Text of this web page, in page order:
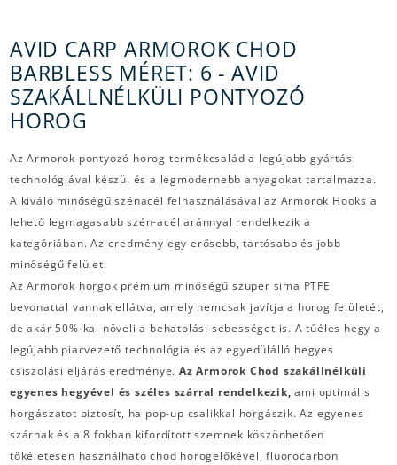
AVID CARP ARMOROK CHOD
BARBLESS MÉRET: 6 - AVID
SZAKÁLLNÉLKÜLI PONTYOZÓ
HOROG
Az Armorok pontyozó horog termékcsalád a legújabb gyártási
technológiával készül és a legmodernebb anyagokat tartalmazza.
A kiváló minőségű szénacél felhasználásával az Armorok Hooks a
lehető legmagasabb szén-acél aránnyal rendelkezik a
kategóriában. Az eredmény egy erősebb, tartósabb és jobb
minőségű felület.
Az Armorok horgok prémium minőségű szuper sima PTFE
bevonattal vannak ellátva, amely nemcsak javítja a horog felületét,
de akár 50%-kal növeli a behatolási sebességet is. A tűéles hegy a
legújabb piacvezető technológia és az egyedülálló hegyes
csiszolási eljárás eredménye.Az Armorok Chod szakállnélküli
egyenes hegyével és széles szárral rendelkezik, ami optimális
horgászatot biztosít, ha pop-up csalikkal horgászik. Az egyenes
szárnak és a 8 fokban kifordított szemnek köszönhetően
tökéletesen használható chod horogelőkével, fluorocarbon